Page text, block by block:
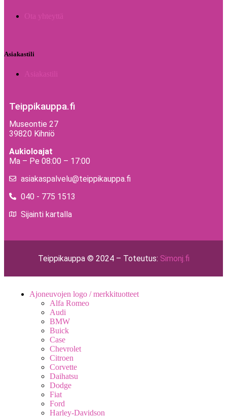
Asiakastili
Teippikauppa.fi
Museontie 27
39820 Kihniö
Aukioloajat
Ma – Pe 08:00 – 17:00
asiakaspalvelu@teippikauppa.fi
040 - 775 1513
Sijainti kartalla
Teippikauppa © 2024 – Toteutus: Simonj.fi
Ajoneuvojen logo / merkkituotteet
Alfa Romeo
Audi
BMW
Buick
Case
Chevrolet
Citroen
Corvette
Daihatsu
Dodge
Fiat
Ford
Harley-Davidson